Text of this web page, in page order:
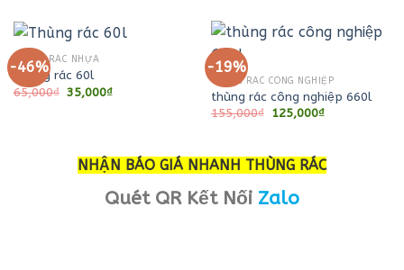
65,000₫. 85,000₫.
-46%
THÙNG RÁC NHỰA
Thùng rác 60l
65,000₫ Giá
gốc
35,000₫Giá
-19%
THÙNG RÁC CÔNG NGHIỆP
thùng rác công nghiệp 660l
155,000₫ Giá
125,000₫Giá
125,000₫.
NHẬN BÁO GIÁ NHANH THÙNG RÁC
Quét QR Kết Nối Zalo